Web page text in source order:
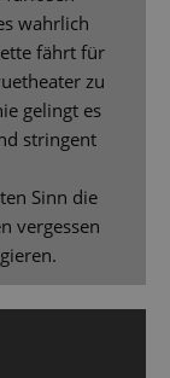
wahrlich
fährt für
zu
gelingt es
stringent
Sinn die
vergessen